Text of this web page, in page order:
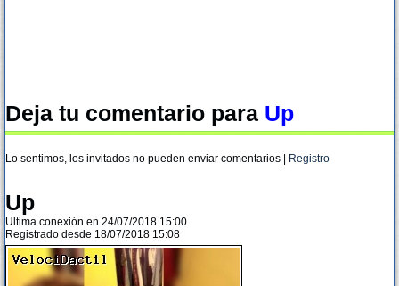
Deja tu comentario para Up
Lo sentimos, los invitados no pueden enviar comentarios | Registro
Up
Ultima conexión en 24/07/2018 15:00
Registrado desde 18/07/2018 15:08